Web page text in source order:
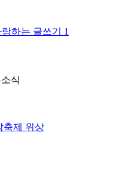
하는 글쓰기 1
식
축제 위상